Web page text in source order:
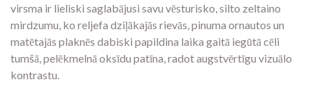
virsma ir lieliski saglabājusi savu vēsturisko, silto zeltaino
mirdzumu, ko reljefa dziļākajās rievās, pinuma ornautos un
matētajās plaknēs dabiski papildina laika gaitā iegūtā cēli
tumšā, pelēkmelnā oksīdu patīna, radot augstvērtīgu vizuālo
kontrastu.